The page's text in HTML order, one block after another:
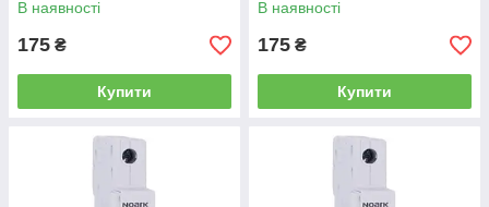
В наявності
175 ₴
Купити
В наявності
175 ₴
Купити